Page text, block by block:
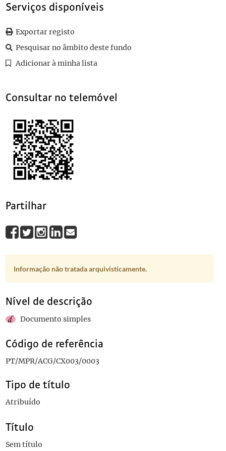
0010 Discurso do Sr. Marechal, Costa Gomes no II Encontro dos
(...)
Serviços disponíveis
Exportar registo
Pesquisar no âmbito deste fundo
Adicionar à minha lista
Consultar no telemóvel
Partilhar
Informação não tratada arquivisticamente.
Nível de descrição
Documento simples
Código de referência
PT/MPR/ACG/CX003/0003
Tipo de título
Atribuído
Título
Sem título